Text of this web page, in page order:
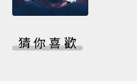
猜你喜歡